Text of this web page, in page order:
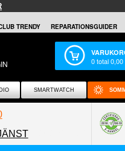
TRENDY REPARATIONSGUIDER
0total0,00
SMARTWATCH